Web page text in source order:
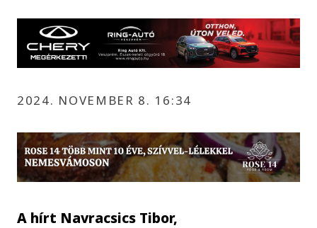
2024. NOVEMBER 8. 16:34
A hírt Navracsics Tibor,